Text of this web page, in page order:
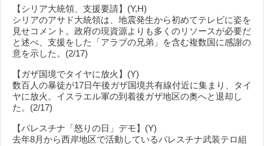
【シリア大統領、支援要請】(Y,H)
シリアのアサド大統領は、地震発生から初めてテレビに姿を
見せコメント。政府の現資源よりも多くのリソースが必要だ
と述べ、支援をした「アラブの兄弟」を含む複数国に感謝の
意を示した。(2/17)
【ガザ国境でタイヤに放火】(Y)
数百人の暴徒が17日午後ガザ国境共有線付近に集まり、タイ
ヤに放火。イスラエル軍の到着後ガザ地区の奥へと退却し
た。(2/17)
【パレスチナ「怒りの日」デモ】(Y)
去年8月から西岸地区で活動しているパレスチナ武装テロ組